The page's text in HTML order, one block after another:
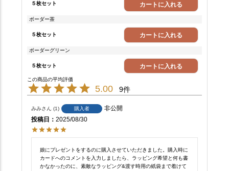
５枚セット カートに入れる
ボーダー茶
５枚セット カートに入れる
ボーダーグリーン
５枚セット カートに入れる
5.00 9
みみ 1 購入者
非公開
投稿日
2025/08/30
娘にプレゼントをするのに購入させていただきました。購入時に
カードへのコメントを入力しましたら、ラッピング希望と何も書
かなかったのに、素敵なラッピング&渡す時用の紙袋まで着けて